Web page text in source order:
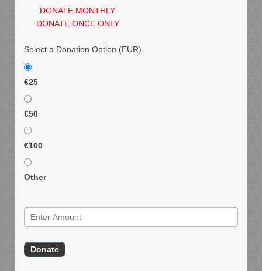
DONATE MONTHLY
DONATE ONCE ONLY
Select a Donation Option (EUR)
€25
€50
€100
Other